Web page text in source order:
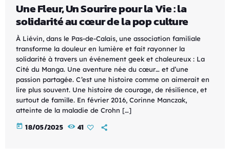
Une Fleur, Un Sourire pour la Vie : la
solidarité au cœur de la pop culture
À Liévin, dans le Pas-de-Calais, une association familiale
transforme la douleur en lumière et fait rayonner la
solidarité à travers un événement geek et chaleureux : La
Cité du Manga. Une aventure née du cœur… et d’une
passion partagée. C’est une histoire comme on aimerait en
lire plus souvent. Une histoire de courage, de résilience, et
surtout de famille. En février 2016, Corinne Manczak,
atteinte de la maladie de Crohn […]
today 18/05/2025 41